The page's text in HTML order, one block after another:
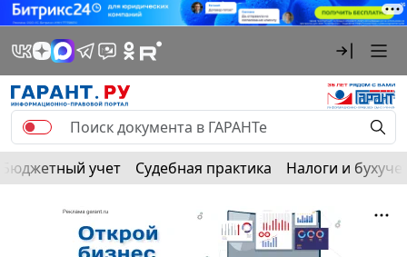
Бюджетный учет Судебная практика Налоги и